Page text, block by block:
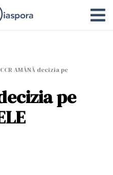
CCR AMÂNĂ decizia pe
pe